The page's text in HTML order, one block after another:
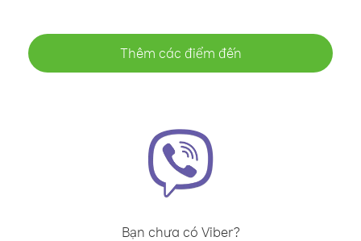
Thêm các điểm đến
Bạn chưa có Viber?